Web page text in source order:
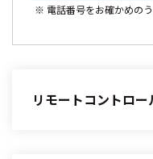
※ 電話番号をお確かめの
リモートコントロ